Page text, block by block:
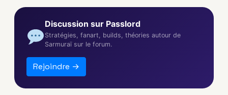
Discussion sur Passlord
Stratégies, fanart, builds, théories autour de
Sarmuraï sur le forum.
Rejoindre →